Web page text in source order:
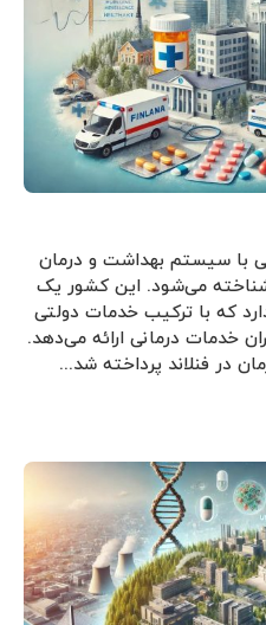
با سیستم بهداشت و درمان
می‌شود. این کشور یک
که با ترکیب خدمات دولتی
خدمات درمانی ارائه می‌دهد.
در فنلاند پرداخته شد...